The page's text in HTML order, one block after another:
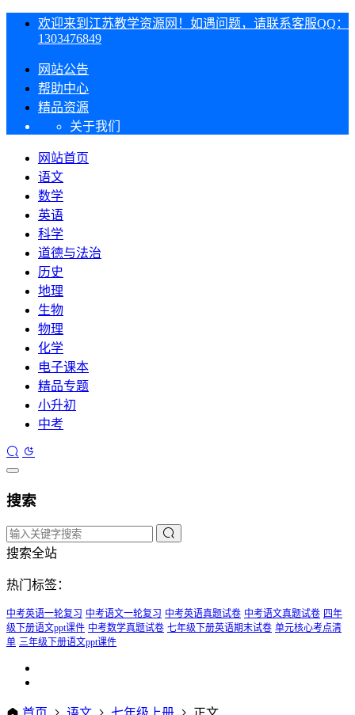
欢迎来到江苏教学资源网！如遇问题，请联系客服QQ：
1303476849
网站公告
帮助中心
精品资源
关于我们
网站首页
语文
数学
英语
科学
道德与法治
历史
地理
生物
物理
化学
电子课本
精品专题
小升初
中考
搜索
搜索全站
热门标签：
中考英语一轮复习 中考语文一轮复习 中考英语真题试卷 中考语文真题试卷 四年
级下册语文ppt课件 中考数学真题试卷 七年级下册英语期末试卷 单元核心考点清
单 三年级下册语文ppt课件